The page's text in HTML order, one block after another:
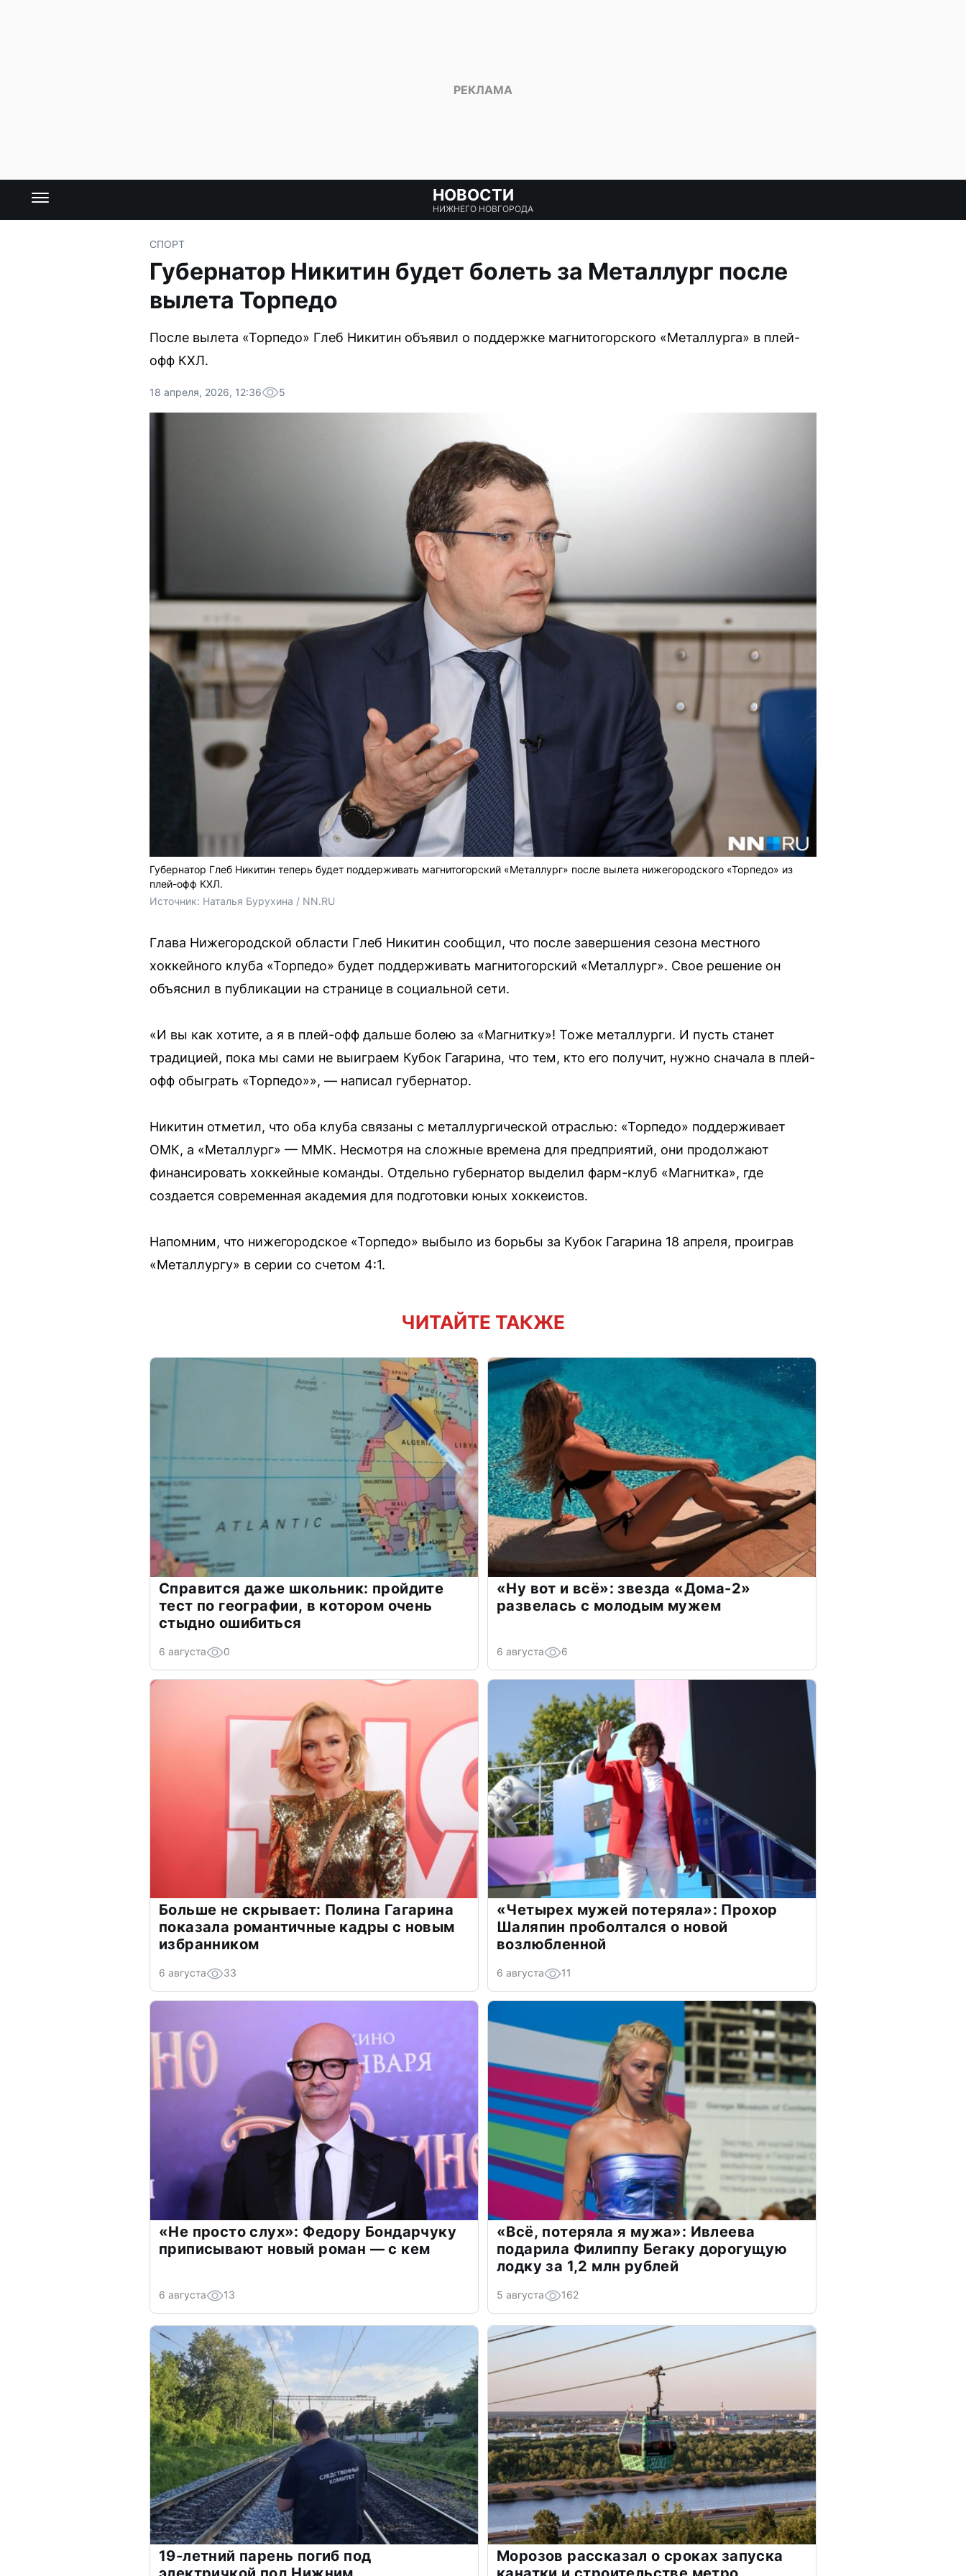
НОВОСТИ
НИЖНЕГО НОВГОРОДА
СПОРТ
Губернатор Никитин будет болеть за Металлург после
вылета Торпедо
После вылета «Торпедо» Глеб Никитин объявил о поддержке магнитогорского «Металлурга» в плей-
офф КХЛ.
18 апреля, 2026, 12:36 5
Губернатор Глеб Никитин теперь будет поддерживать магнитогорский «Металлург» после вылета нижегородского «Торпедо» из
плей-офф КХЛ.
Источник: Наталья Бурухина / NN.RU
Глава Нижегородской области Глеб Никитин сообщил, что после завершения сезона местного
хоккейного клуба «Торпедо» будет поддерживать магнитогорский «Металлург». Свое решение он
объяснил в публикации на странице в социальной сети.
«И вы как хотите, а я в плей-офф дальше болею за «Магнитку»! Тоже металлурги. И пусть станет
традицией, пока мы сами не выиграем Кубок Гагарина, что тем, кто его получит, нужно сначала в плей-
офф обыграть «Торпедо»», — написал губернатор.
Никитин отметил, что оба клуба связаны с металлургической отраслью: «Торпедо» поддерживает
ОМК, а «Металлург» — ММК. Несмотря на сложные времена для предприятий, они продолжают
финансировать хоккейные команды. Отдельно губернатор выделил фарм-клуб «Магнитка», где
создается современная академия для подготовки юных хоккеистов.
Напомним, что нижегородское «Торпедо» выбыло из борьбы за Кубок Гагарина 18 апреля, проиграв
«Металлургу» в серии со счетом 4:1.
ЧИТАЙТЕ ТАКЖЕ
Справится даже школьник: пройдите
тест по географии, в котором очень
стыдно ошибиться
6 августа 0
«Ну вот и всё»: звезда «Дома-2»
развелась с молодым мужем
6 августа 6
Больше не скрывает: Полина Гагарина
показала романтичные кадры с новым
избранником
6 августа 33
«Четырех мужей потеряла»: Прохор
Шаляпин проболтался о новой
возлюбленной
6 августа 11
«Не просто слух»: Федору Бондарчуку
приписывают новый роман — с кем
6 августа 13
«Всё, потеряла я мужа»: Ивлеева
подарила Филиппу Бегаку дорогущую
лодку за 1,2 млн рублей
5 августа 162
19-летний парень погиб под
Морозов рассказал о сроках запуска